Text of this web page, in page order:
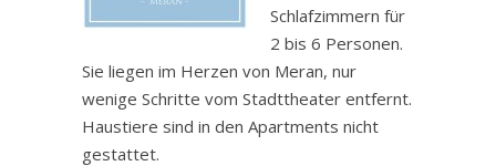
Schlafzimmern für
2 bis 6 Personen.
Sie liegen im Herzen von Meran, nur
wenige Schritte vom Stadttheater entfernt.
Haustiere sind in den Apartments nicht
gestattet.